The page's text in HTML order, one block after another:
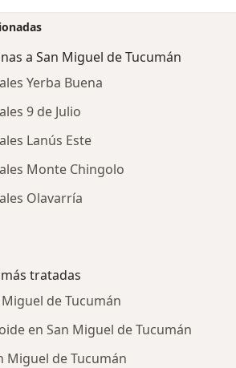
a San Miguel de Tucumán
Yerba Buena
9 de Julio
Lanús Este
Monte Chingolo
Olavarría
tratadas
de Tucumán
en San Miguel de Tucumán
Miguel de Tucumán